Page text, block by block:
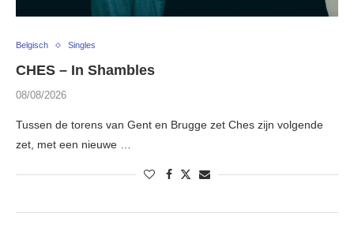
Belgisch Singles
CHES – In Shambles
08/08/2026
Tussen de torens van Gent en Brugge zet Ches zijn volgende
zet, met een nieuwe …